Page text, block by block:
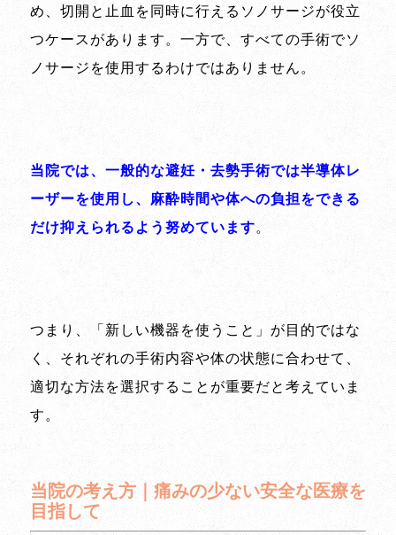
め、切開と止血を同時に行えるソノサージが役立
つケースがあります。一方で、すべての手術でソ
ノサージを使用するわけではありません。
当院では、一般的な避妊・去勢手術では半導体レ
ーザーを使用し、麻酔時間や体への負担をできる
だけ抑えられるよう努めています。
つまり、「新しい機器を使うこと」が目的ではな
く、それぞれの手術内容や体の状態に合わせて、
適切な方法を選択することが重要だと考えていま
す。
当院の考え方｜痛みの少ない安全な医療を
目指して